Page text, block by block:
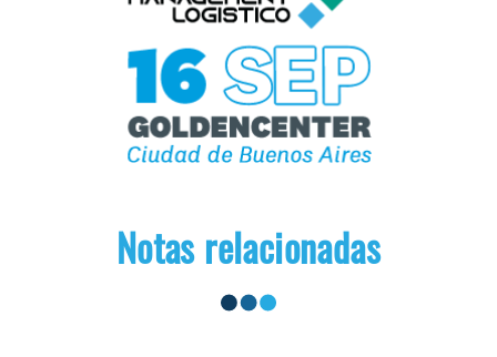
Notas relacionadas